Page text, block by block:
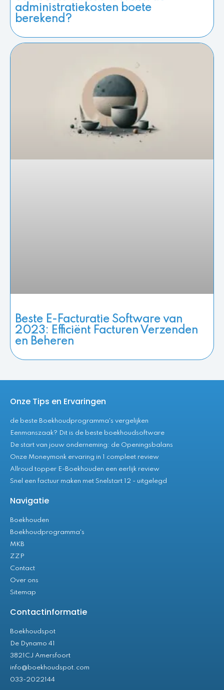
administratiekosten boete
berekend?
Beste E-Facturatie Software van
2023: Efficiënt Facturen Verzenden
en Beheren
Onze Tips en Ervaringen
de beste Boekhoudprogramma's vergelijken
Eenmanszaak? Dit is de beste boekhoudsoftware
De start van jouw onderneming: de Openingsbalans
Onze Moneymonk ervaring in 1 compleet review
Allroud topper E-Boekhouden een eerlijk review
Snel een factuur maken met Snelstart 12 - uitgelegd
Navigatie
Boekhouden
Boekhoudprogramma's
MKB
ZZP
Contact
Over ons
Sitemap
Contactinformatie
Boekhoudspot
De Dynamo 41
3821CJ Amersfoort
info@boekhoudspot.com
033-2022144